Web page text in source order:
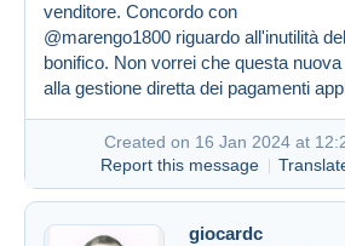
venditore. Concordo con
@marengo1800 riguardo all'inutilità
bonifico. Non vorrei che questa
alla gestione diretta dei pagamenti
Created on 16 Jan 2024 at
Report this message
giocardc